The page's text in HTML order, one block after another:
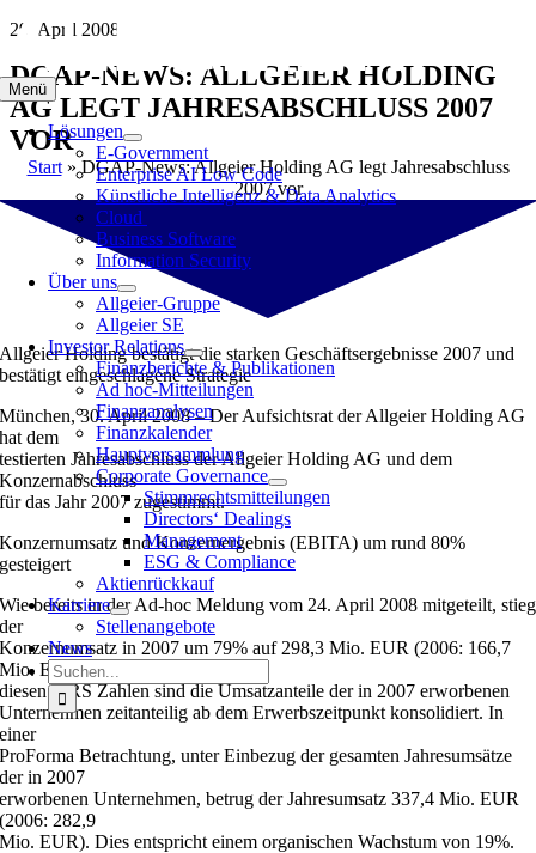
Zum
springen
Menü
Lösungen
E-Government
Enterprise AI Low Code
Künstliche Intelligenz & Data Analytics
Cloud
Business Software
Information Security
Über uns
Allgeier-Gruppe
Allgeier SE
Investor Relations
Finanzberichte & Publikationen
Ad hoc-Mitteilungen
Finanzanalysen
Finanzkalender
Hauptversammlung
Corporate Governance
Stimmrechtsmitteilungen
Directors‘ Dealings
Management
ESG & Compliance
Aktienrückkauf
Karriere
Stellenangebote
News
Suche
nach:
29. April 2008
DGAP-NEWS: ALLGEIER HOLDING
AG LEGT JAHRESABSCHLUSS 2007
VOR
Start»DGAP-News: Allgeier Holding AG legt Jahresabschluss
2007 vor
Allgeier Holding bestätigt die starken Geschäftsergebnisse 2007 und
bestätigt eingeschlagene Strategie
München, 30. April 2008 – Der Aufsichtsrat der Allgeier Holding AG
hat dem
testierten Jahresabschluss der Allgeier Holding AG und dem
Konzernabschluss
für das Jahr 2007 zugestimmt.
Konzernumsatz und Konzernergebnis (EBITA) um rund 80%
gesteigert
Wie bereits in der Ad-hoc Meldung vom 24. April 2008 mitgeteilt, stieg
der
Konzernumsatz in 2007 um 79% auf 298,3 Mio. EUR (2006: 166,7
Mio. EUR). In
diesen IFRS Zahlen sind die Umsatzanteile der in 2007 erworbenen
Unternehmen zeitanteilig ab dem Erwerbszeitpunkt konsolidiert. In
einer
ProForma Betrachtung, unter Einbezug der gesamten Jahresumsätze
der in 2007
erworbenen Unternehmen, betrug der Jahresumsatz 337,4 Mio. EUR
(2006: 282,9
Mio. EUR). Dies entspricht einem organischen Wachstum von 19%.